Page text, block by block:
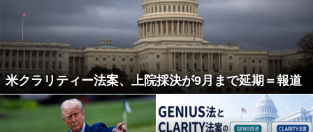
米クラリティー法案、上院採決が9月まで延期＝報道